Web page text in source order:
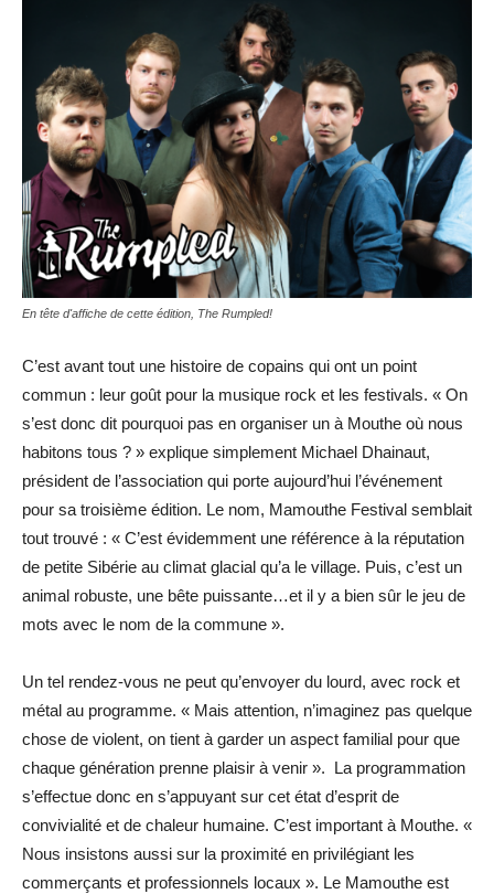
En tête d'affiche de cette édition, The Rumpled!
C’est avant tout une histoire de copains qui ont un point
commun : leur goût pour la musique rock et les festivals. « On
s’est donc dit pourquoi pas en organiser un à Mouthe où nous
habitons tous ? » explique simplement Michael Dhainaut,
président de l’association qui porte aujourd’hui l’événement
pour sa troisième édition. Le nom, Mamouthe Festival semblait
tout trouvé : « C’est évidemment une référence à la réputation
de petite Sibérie au climat glacial qu’a le village. Puis, c’est un
animal robuste, une bête puissante…et il y a bien sûr le jeu de
mots avec le nom de la commune ».
Un tel rendez-vous ne peut qu’envoyer du lourd, avec rock et
métal au programme. « Mais attention, n’imaginez pas quelque
chose de violent, on tient à garder un aspect familial pour que
chaque génération prenne plaisir à venir ». La programmation
s’effectue donc en s’appuyant sur cet état d’esprit de
convivialité et de chaleur humaine. C’est important à Mouthe. «
Nous insistons aussi sur la proximité en privilégiant les
commerçants et professionnels locaux ». Le Mamouthe est